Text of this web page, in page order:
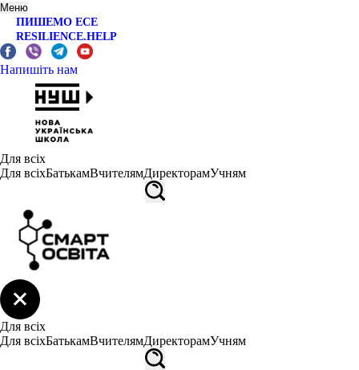
Меню
ПИШЕМО ЕСЕ
RESILIENCE.HELP
Напишіть нам
Для всіх
Для всіхБатькамВчителямДиректорамУчням
Для всіх
Для всіхБатькамВчителямДиректорамУчням